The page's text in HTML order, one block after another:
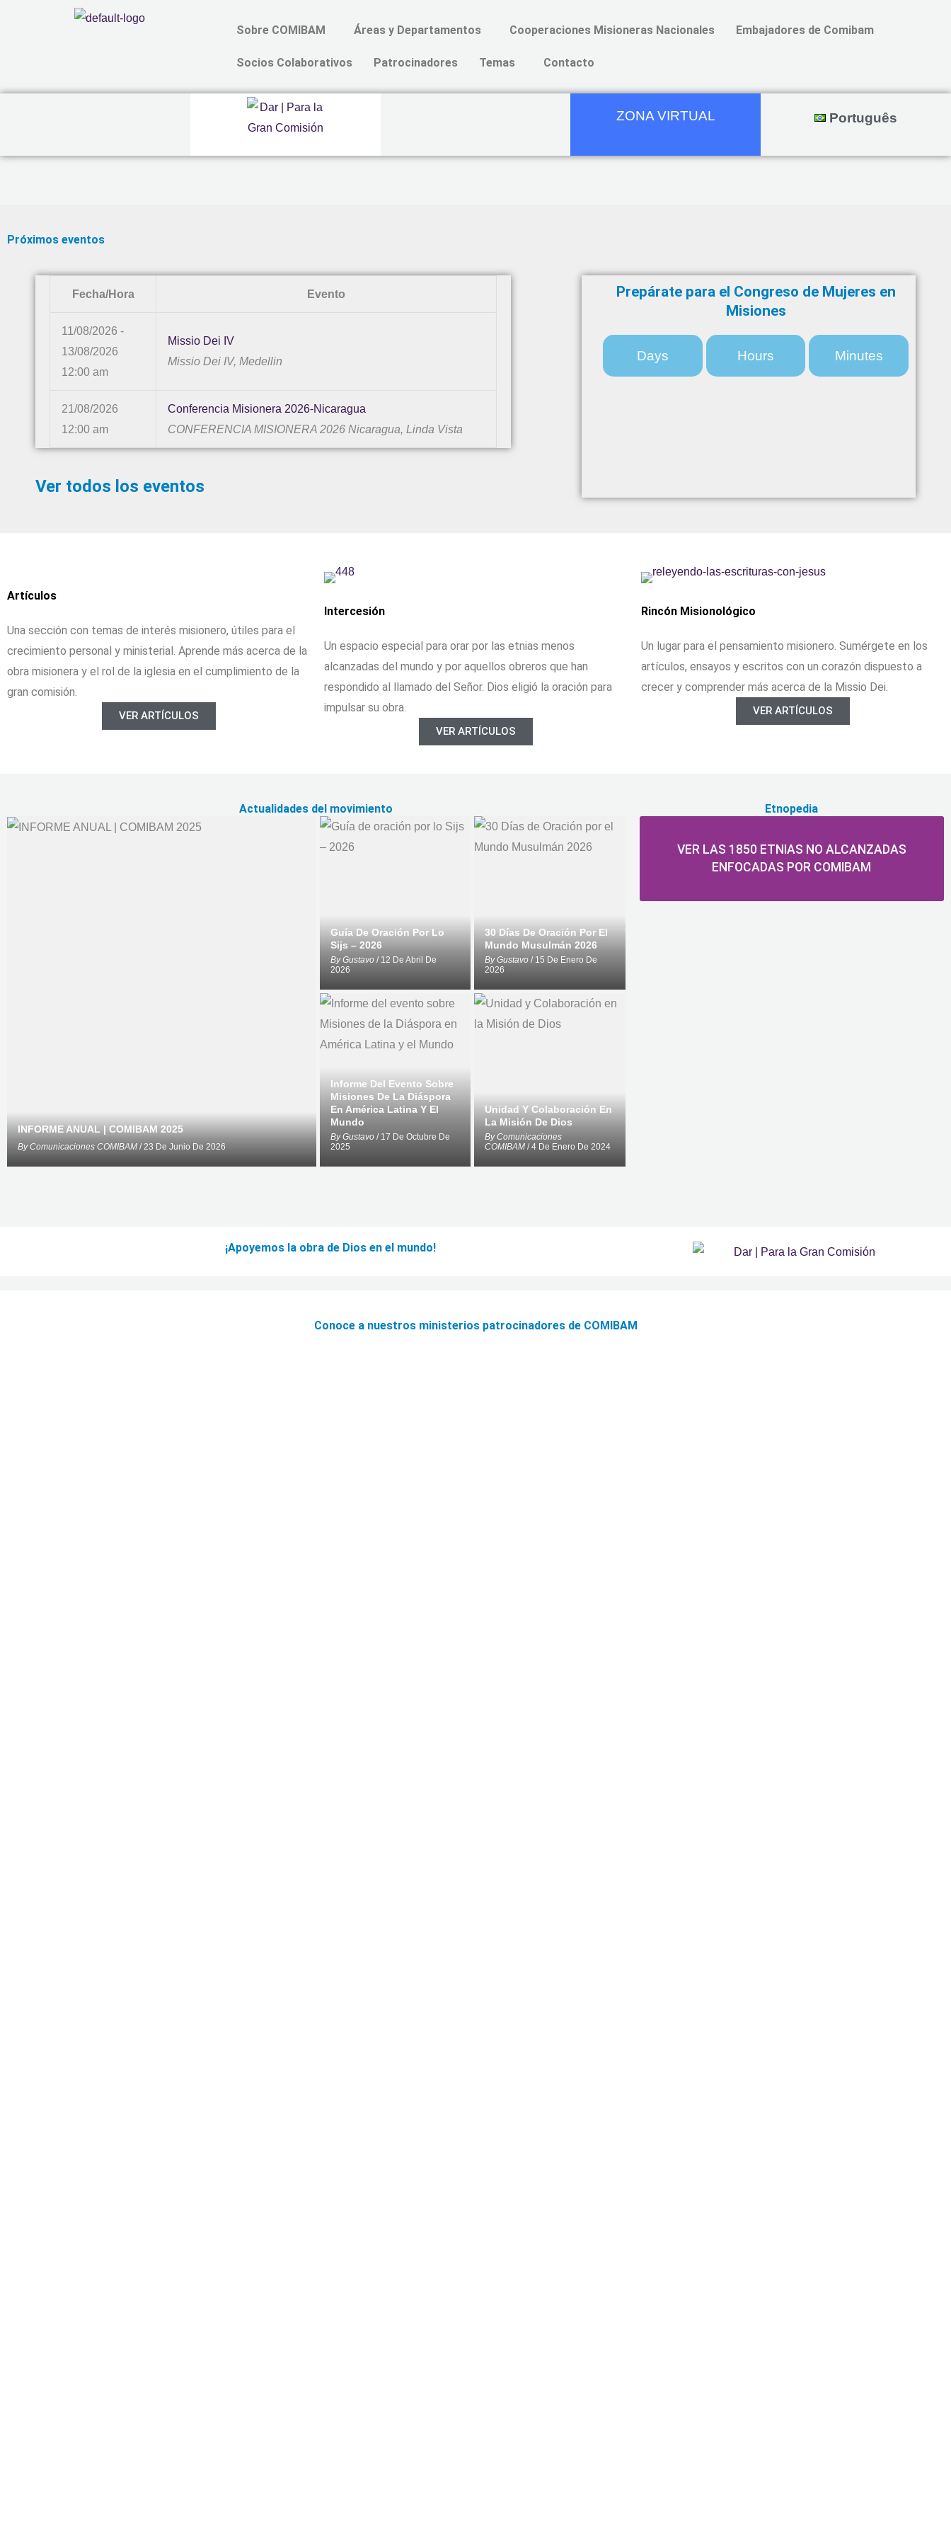
Sobre COMIBAM Áreas y Departamentos Cooperaciones Misioneras Nacionales Embajadores de Comibam
Socios Colaborativos Patrocinadores Temas Contacto
ZONA VIRTUAL Português
Próximos eventos
Fecha/Hora Evento
11/08/2026 -
13/08/2026
12:00 am
Missio Dei IV
Missio Dei IV, Medellin
21/08/2026
12:00 am
Conferencia Misionera 2026-Nicaragua
CONFERENCIA MISIONERA 2026 Nicaragua, Linda Vista
Ver todos los eventos
Prepárate para el Congreso de Mujeres en
Misiones
Days Hours Minutes
Artículos
Una sección con temas de interés misionero, útiles para el
crecimiento personal y ministerial. Aprende más acerca de la
obra misionera y el rol de la iglesia en el cumplimiento de la
gran comisión.
VER ARTÍCULOS
Intercesión
Un espacio especial para orar por las etnias menos
alcanzadas del mundo y por aquellos obreros que han
respondido al llamado del Señor. Dios eligió la oración para
impulsar su obra.
VER ARTÍCULOS
Rincón Misionológico
Un lugar para el pensamiento misionero. Sumérgete en los
artículos, ensayos y escritos con un corazón dispuesto a
crecer y comprender más acerca de la Missio Dei.
VER ARTÍCULOS
Actualidades del movimiento
INFORME ANUAL | COMIBAM 2025
ByComunicaciones COMIBAM / 23 De Junio De 2026
Guía De Oración Por Lo
Sijs – 2026
ByGustavo/ 12 De Abril De
2026
30 Días De Oración Por El
Mundo Musulmán 2026
ByGustavo / 15 De Enero De
2026
Informe Del Evento Sobre
Misiones De La Diáspora
En América Latina Y El
Mundo
ByGustavo/ 17 De Octubre De
2025
Unidad Y Colaboración En
La Misión De Dios
ByComunicaciones
COMIBAM / 4 De Enero De 2024
Etnopedia
VER LAS 1850 ETNIAS NO ALCANZADAS
ENFOCADAS POR COMIBAM
¡Apoyemos la obra de Dios en el mundo!
Conoce a nuestros ministerios patrocinadores de COMIBAM